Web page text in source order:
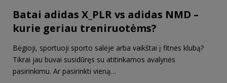
Batai adidas X_PLR vs adidas NMD –
kurie geriau treniruotėms?
Bėgioji, sportuoji sporto salėje arba vaikštai į fitnes klubą?
Tikrai jau buvai susidūręs su atitinkamos avalynės
pasirinkimu. Ar pasirinkti vieną…